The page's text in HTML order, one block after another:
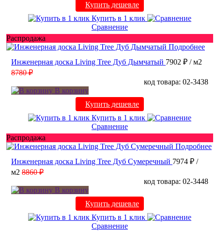
Купить дешевле
Купить в 1 клик
Сравнение
Распродажа
Подробнее
Инженерная доска Living Tree Дуб Дымчатый 7902 ₽ / м2
8780 ₽
код товара: 02-3438
В корзину
Купить дешевле
Купить в 1 клик
Сравнение
Распродажа
Подробнее
Инженерная доска Living Tree Дуб Сумеречный 7974 ₽ /
м2 8860 ₽
код товара: 02-3448
В корзину
Купить дешевле
Купить в 1 клик
Сравнение